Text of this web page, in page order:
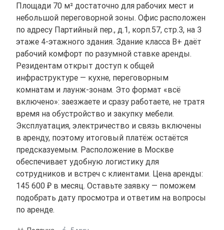
Площади 70 м² достаточно для рабочих мест и
небольшой переговорной зоны. Офис расположен
по адресу Партийный пер., д.1, корп.57, стр.3, на 3
этаже 4-этажного здания. Здание класса B+ даёт
рабочий комфорт по разумной ставке аренды.
Резидентам открыт доступ к общей
инфраструктуре — кухне, переговорным
комнатам и лаунж-зонам. Это формат «всё
включено»: заезжаете и сразу работаете, не тратя
время на обустройство и закупку мебели.
Эксплуатация, электричество и связь включены
в аренду, поэтому итоговый платёж остаётся
предсказуемым. Расположение в Москве
обеспечивает удобную логистику для
сотрудников и встреч с клиентами. Цена аренды:
145 600 ₽ в месяц. Оставьте заявку — поможем
подобрать дату просмотра и ответим на вопросы
по аренде.